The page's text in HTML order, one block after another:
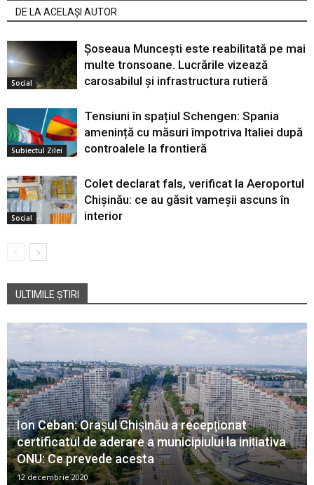
DE LA ACELAȘI AUTOR
Social
Șoseaua Muncești este reabilitată pe mai
multe tronsoane. Lucrările vizează
carosabilul și infrastructura rutieră
Subiectul Zilei
Tensiuni în spațiul Schengen: Spania
amenință cu măsuri împotriva Italiei după
controalele la frontieră
Social
Colet declarat fals, verificat la Aeroportul
Chișinău: ce au găsit vameșii ascuns în
interior
ULTIMILE ȘTIRI
Ion Ceban: Oraşul Chișinău a recepţionat
certificatul de aderare a municipiului la inițiativa
ONU: Ce prevede acesta
12 decembrie 2020